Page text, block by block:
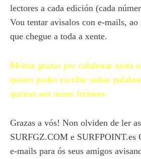
lectores a cada edición (cada
Vou tentar avisalos con e-mails,
que chegue a toda a xente.
Moitas grazas por colaborar nesta
queres podes escribir unhas
queiras aos nosos lectores:
Grazas a vós! Non olviden de ler
SURFGZ.COM e SURFPOINT.es
e-mails para ós seus amigos